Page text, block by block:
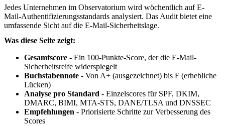
Jedes Unternehmen im Observatorium wird wöchentlich auf E-
Mail-Authentifizierungsstandards analysiert. Das Audit bietet eine
umfassende Sicht auf die E-Mail-Sicherheitslage.
Was diese Seite zeigt:
Gesamtscore - Ein 100-Punkte-Score, der die E-Mail-
Sicherheitsreife widerspiegelt
Buchstabennote - Von A+ (ausgezeichnet) bis F (erhebliche
Lücken)
Analyse pro Standard - Einzelscores für SPF, DKIM,
DMARC, BIMI, MTA-STS, DANE/TLSA und DNSSEC
Empfehlungen - Priorisierte Schritte zur Verbesserung des
Scores